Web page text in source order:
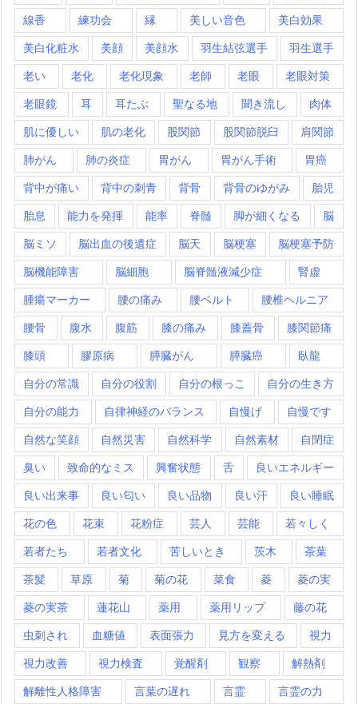
線香 練功会 縁 美しい音色 美白効果
美白化粧水 美顔 美顔水 羽生結弦選手 羽生選手
老い 老化 老化現象 老師 老眼 老眼対策
老眼鏡 耳 耳たぶ 聖なる地 聞き流し 肉体
肌に優しい 肌の老化 股関節 股関節脱臼 肩関節
肺がん 肺の炎症 胃がん 胃がん手術 胃癌
背中が痛い 背中の刺青 背骨 背骨のゆがみ 胎児
胎息 能力を発揮 能率 脊髄 脚が細くなる 脳
脳ミソ 脳出血の後遺症 脳天 脳梗塞 脳梗塞予防
脳機能障害 脳細胞 脳脊髄液減少症 腎虚
腫瘍マーカー 腰の痛み 腰ベルト 腰椎ヘルニア
腰骨 腹水 腹筋 膝の痛み 膝蓋骨 膝関節痛
膝頭 膠原病 膵臓がん 膵臓癌 臥龍
自分の常識 自分の役割 自分の根っこ 自分の生き方
自分の能力 自律神経のバランス 自慢げ 自慢です
自然な笑顔 自然災害 自然科学 自然素材 自閉症
臭い 致命的なミス 興奮状態 舌 良いエネルギー
良い出来事 良い匂い 良い品物 良い汗 良い睡眠
花の色 花束 花粉症 芸人 芸能 若々しく
若者たち 若者文化 苦しいとき 茨木 茶葉
茶髪 草原 菊 菊の花 菜食 菱 菱の実
菱の実茶 蓮花山 薬用 薬用リップ 藤の花
虫刺され 血糖値 表面張力 見方を変える 視力
視力改善 視力検査 覚醒剤 観察 解熱剤
解離性人格障害 言葉の遅れ 言霊 言霊の力